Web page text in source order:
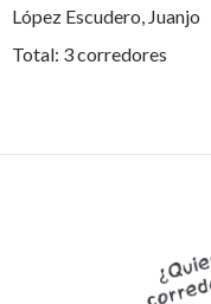
López Escudero, Juanjo
Total: 3 corredores